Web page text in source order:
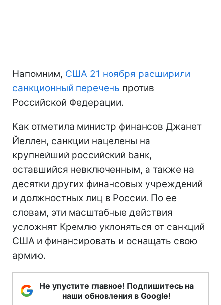
Напомним, США 21 ноября расширили
санкционный перечень против
Российской Федерации.
Как отметила министр финансов Джанет
Йеллен, санкции нацелены на
крупнейший российский банк,
оставшийся невключенным, а также на
десятки других финансовых учреждений
и должностных лиц в России. По ее
словам, эти масштабные действия
усложнят Кремлю уклоняться от санкций
США и финансировать и оснащать свою
армию.
Не упустите главное! Подпишитесь на
наши обновления в Google!